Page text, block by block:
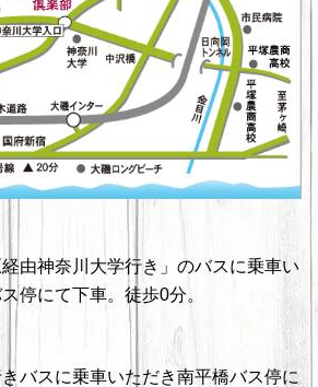
由神奈川大学行き」のバスに乗車い
停にて下車。徒歩0分。
バスに乗車いただき南平橋バス停に